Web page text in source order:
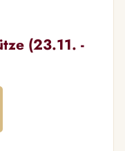
(23.11. -